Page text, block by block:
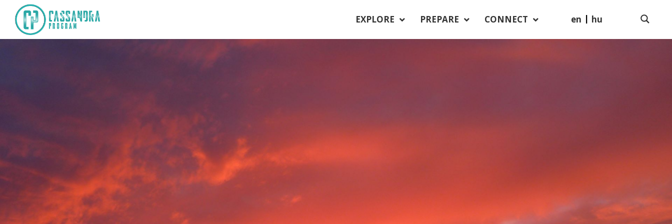
EXPLORE PREPARE CONNECT en hu